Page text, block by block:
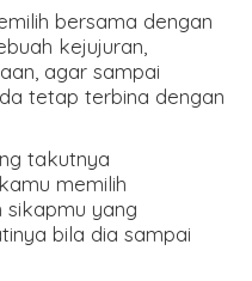
bersama dengan
kejujuran,
agar sampai
tetap terbina dengan
takutnya
memilih
sikapmu yang
bila dia sampai